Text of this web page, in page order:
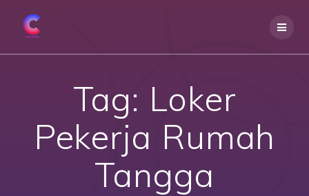
Tag: Loker
Pekerja Rumah
Tangga